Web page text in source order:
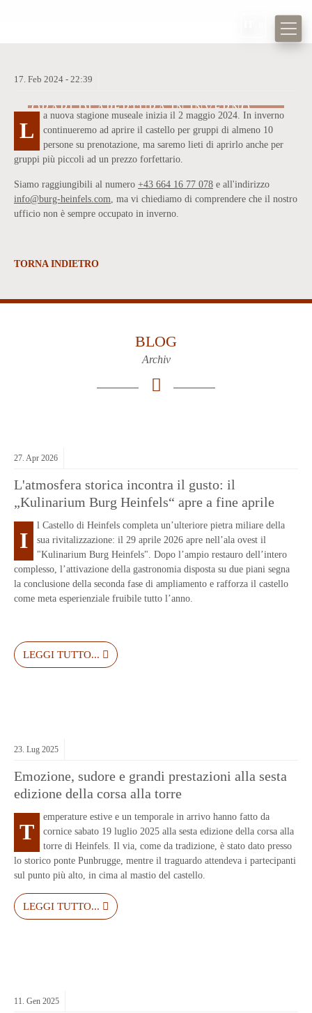
17. Feb 2024 - 22:39
ORARI DI APERTURA IN INVERNO
2023/24
L
a nuova stagione museale inizia il 2 maggio 2024. In inverno
continueremo ad aprire il castello per gruppi di almeno 10
persone su prenotazione, ma saremo lieti di aprirlo anche per
gruppi più piccoli ad un prezzo forfettario.
Siamo raggiungibili al numero +43 664 16 77 078 e all'indirizzo
info@burg-heinfels.com, ma vi chiediamo di comprendere che il nostro
ufficio non è sempre occupato in inverno.
TORNA INDIETRO
BLOG
Archiv
27. Apr 2026
L'atmosfera storica incontra il gusto: il
„Kulinarium Burg Heinfels“ apre a fine aprile
I
l Castello di Heinfels completa un’ulteriore pietra miliare della
sua rivitalizzazione: il 29 aprile 2026 apre nell’ala ovest il
"Kulinarium Burg Heinfels". Dopo l’ampio restauro dell’intero
complesso, l’attivazione della gastronomia disposta su due piani segna
la conclusione della seconda fase di ampliamento e rafforza il castello
come meta esperienziale fruibile tutto l’anno.
LEGGI TUTTO...
23. Lug 2025
Emozione, sudore e grandi prestazioni alla sesta
edizione della corsa alla torre
T
emperature estive e un temporale in arrivo hanno fatto da
cornice sabato 19 luglio 2025 alla sesta edizione della corsa alla
torre di Heinfels. Il via, come da tradizione, è stato dato presso
lo storico ponte Punbrugge, mentre il traguardo attendeva i partecipanti
sul punto più alto, in cima al mastio del castello.
LEGGI TUTTO...
11. Gen 2025